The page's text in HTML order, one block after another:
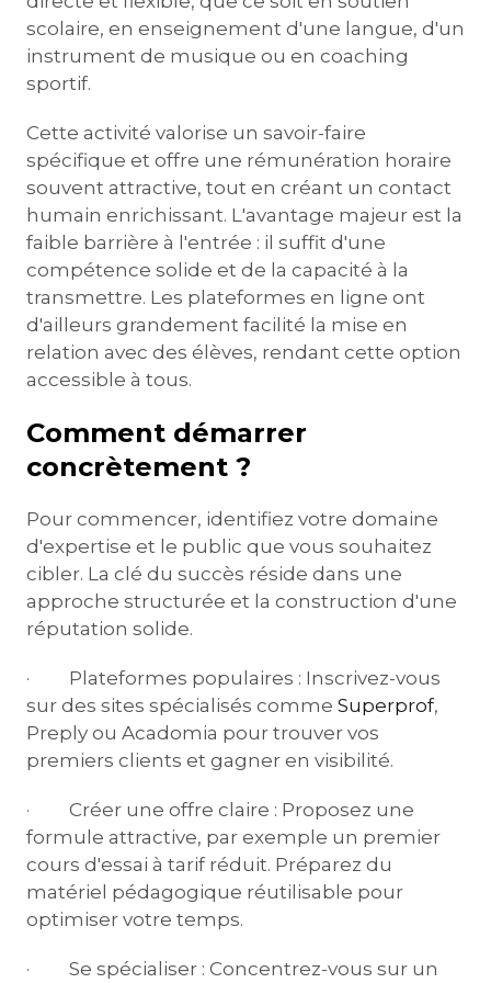
scolaire, en enseignement d'une langue, d'un
instrument de musique ou en coaching
sportif.
Cette activité valorise un savoir-faire
spécifique et offre une rémunération horaire
souvent attractive, tout en créant un contact
humain enrichissant. L'avantage majeur est la
faible barrière à l'entrée : il suffit d'une
compétence solide et de la capacité à la
transmettre. Les plateformes en ligne ont
d'ailleurs grandement facilité la mise en
relation avec des élèves, rendant cette option
accessible à tous.
Comment démarrer
concrètement ?
Pour commencer, identifiez votre domaine
d'expertise et le public que vous souhaitez
cibler. La clé du succès réside dans une
approche structurée et la construction d'une
réputation solide.
· Plateformes populaires : Inscrivez-vous
sur des sites spécialisés comme Superprof,
Preply ou Acadomia pour trouver vos
premiers clients et gagner en visibilité.
· Créer une offre claire : Proposez une
formule attractive, par exemple un premier
cours d'essai à tarif réduit. Préparez du
matériel pédagogique réutilisable pour
optimiser votre temps.
· Se spécialiser : Concentrez-vous sur un